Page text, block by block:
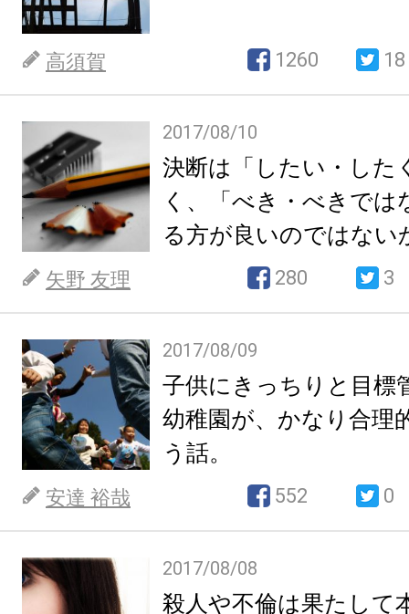
高須賀 1260 18
2017/08/10
決断は「したい・した
く、「べき・べきでは
る方が良いのではない
矢野 友理 280 3
2017/08/09
子供にきっちりと目標
幼稚園が、かなり合理
う話。
安達 裕哉 552 0
2017/08/08
殺人や不倫は果たして